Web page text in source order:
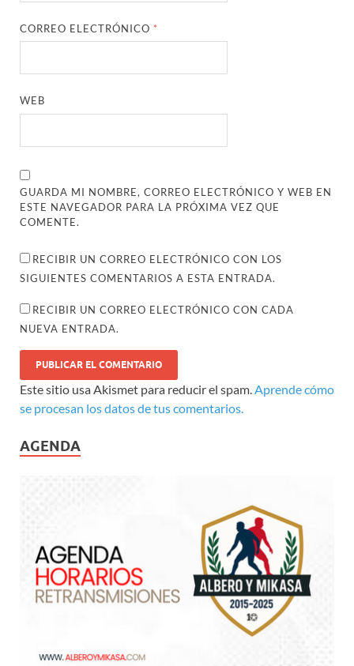
CORREO ELECTRÓNICO *
WEB
GUARDA MI NOMBRE, CORREO ELECTRÓNICO Y WEB EN
ESTE NAVEGADOR PARA LA PRÓXIMA VEZ QUE
COMENTE.
RECIBIR UN CORREO ELECTRÓNICO CON LOS
SIGUIENTES COMENTARIOS A ESTA ENTRADA.
RECIBIR UN CORREO ELECTRÓNICO CON CADA
NUEVA ENTRADA.
Este sitio usa Akismet para reducir el spam.Aprende cómo
se procesan los datos de tus comentarios.
AGENDA